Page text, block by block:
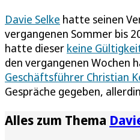
Davie Selke hatte seinen
vergangenen Sommer bis
hatte dieser keine
den vergangenen Wochen
Geschäftsführer Christian
Gespräche gegeben,
Alles zum Thema